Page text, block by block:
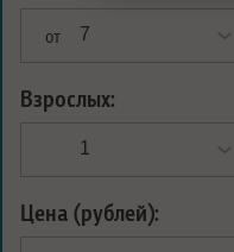
от
Взрослых:
Цена (рублей):